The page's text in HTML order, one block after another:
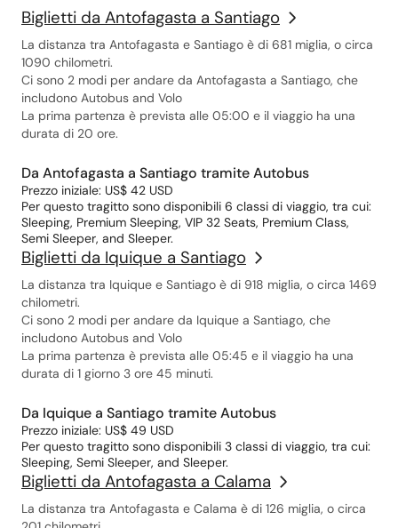
Biglietti da Antofagasta a Santiago
La distanza tra Antofagasta e Santiago è di 681 miglia, o circa
1090 chilometri.
Ci sono 2 modi per andare da Antofagasta a Santiago, che
includono Autobus and Volo
La prima partenza è prevista alle 05:00 e il viaggio ha una
durata di 20 ore.
Da Antofagasta a Santiago tramite Autobus
Prezzo iniziale: US$ 42 USD
Per questo tragitto sono disponibili 6 classi di viaggio, tra cui:
Sleeping, Premium Sleeping, VIP 32 Seats, Premium Class,
Semi Sleeper, and Sleeper.
Biglietti da Iquique a Santiago
La distanza tra Iquique e Santiago è di 918 miglia, o circa 1469
chilometri.
Ci sono 2 modi per andare da Iquique a Santiago, che
includono Autobus and Volo
La prima partenza è prevista alle 05:45 e il viaggio ha una
durata di 1 giorno 3 ore 45 minuti.
Da Iquique a Santiago tramite Autobus
Prezzo iniziale: US$ 49 USD
Per questo tragitto sono disponibili 3 classi di viaggio, tra cui:
Sleeping, Semi Sleeper, and Sleeper.
Biglietti da Antofagasta a Calama
La distanza tra Antofagasta e Calama è di 126 miglia, o circa